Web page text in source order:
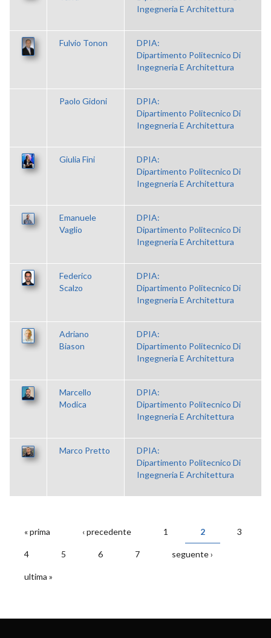
Ingegneria E Architettura
Fulvio Tonon
DPIA:
Dipartimento Politecnico Di
Ingegneria E Architettura
Paolo Gidoni
DPIA:
Dipartimento Politecnico Di
Ingegneria E Architettura
Giulia Fini
DPIA:
Dipartimento Politecnico Di
Ingegneria E Architettura
Emanuele
Vaglio
DPIA:
Dipartimento Politecnico Di
Ingegneria E Architettura
Federico
Scalzo
DPIA:
Dipartimento Politecnico Di
Ingegneria E Architettura
Adriano
Biason
DPIA:
Dipartimento Politecnico Di
Ingegneria E Architettura
Marcello
Modica
DPIA:
Dipartimento Politecnico Di
Ingegneria E Architettura
Marco Pretto
DPIA:
Dipartimento Politecnico Di
Ingegneria E Architettura
PAGINE
« prima ‹ precedente 1 2 3
4 5 6 7 seguente ›
ultima »